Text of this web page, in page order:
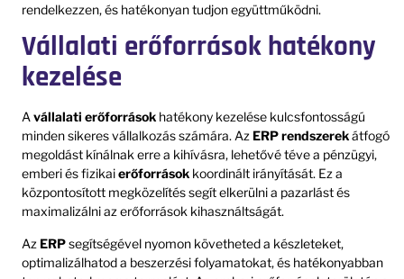
rendelkezzen, és hatékonyan tudjon együttműködni.
Vállalati erőforrások hatékony
kezelése
Avállalati erőforrások hatékony kezelése kulcsfontosságú
minden sikeres vállalkozás számára. Az ERP rendszerekátfogó
megoldást kínálnak erre a kihívásra, lehetővé téve a pénzügyi,
emberi és fizikaierőforrások koordinált irányítását. Ez a
központosított megközelítés segít elkerülni a pazarlást és
maximalizálni az erőforrások kihasználtságát.
Az ERPsegítségével nyomon követheted a készleteket,
optimalizálhatod a beszerzési folyamatokat, és hatékonyabban